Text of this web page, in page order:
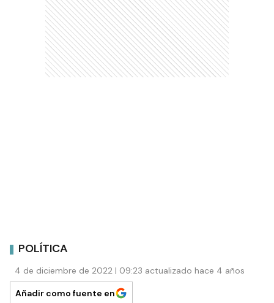
POLÍTICA
4 de diciembre de 2022 | 09:23 actualizado hace 4 años
Añadir como fuente en